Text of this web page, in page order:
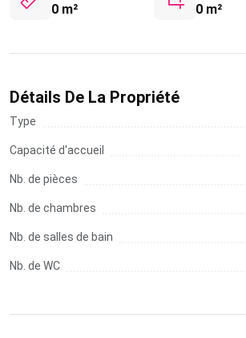
0 m² 0 m²
Détails De La Propriété
Type
Capacité d'accueil
Nb. de pièces
Nb. de chambres
Nb. de salles de bain
Nb. de WC